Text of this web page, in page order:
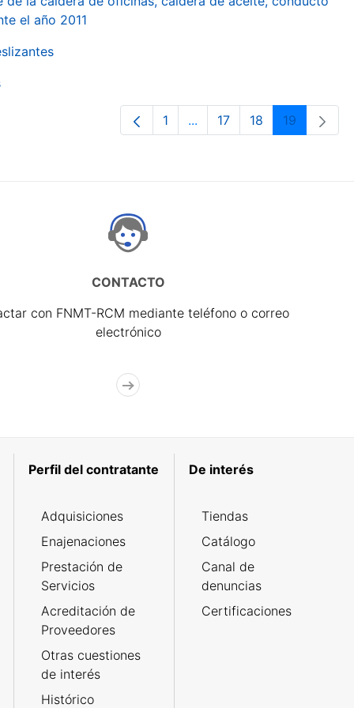
el año 2011
Página
1 ...Páginas intermedias Use
Página
17 Página
18 Página
19
CONTACTO
con FNMT-RCM mediante teléfono o correo
electrónico
Perfil del contratante
Adquisiciones
Enajenaciones
Prestación de
Servicios
Acreditación de
Proveedores
Otras cuestiones
de interés
Histórico
De interés
Tiendas
Catálogo
Canal de
denuncias
Certificaciones